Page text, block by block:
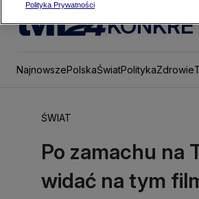
NajnowszePolskaŚwiatPolitykaZdrowie
ŚWIAT
Po zamachu na
widać na tym
Polityka Prywatności